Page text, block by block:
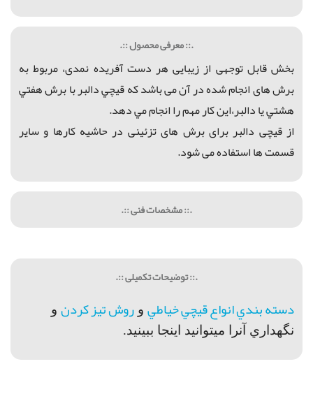
.:: معرفی محصول ::.
بخش قابل توجهی از زیبایی هر دست آفریده نمدی، مربوط به
برش های انجام شده در آن می باشد كهقيچي دالبر با برش هفتي
هشتي يا دالبر،اين كار مهم را انجام مي دهد.
از قیچی دالبر برای برش های تزئینی در حاشیه کارها و سایر
قسمت ها استفاده می شود.
.:: مشخصات فنی ::.
.:: توضیحات تکمیلی ::.
دسته بندي انواع قيچي خياطي و روش تيز كردن و
نگهداري آنرا ميتوانيد اينجا ببينيد.